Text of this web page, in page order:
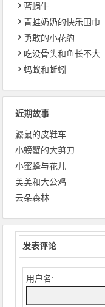
蓝蜗牛
青蛙奶奶的快乐围巾
勇敢的小花豹
吃没骨头和鱼长不大
蚂蚁和蚯蚓
近期故事
鼹鼠的皮鞋车
小螃蟹的大剪刀
小蜜蜂与花儿
美美和大公鸡
云朵森林
发表评论
用户名: